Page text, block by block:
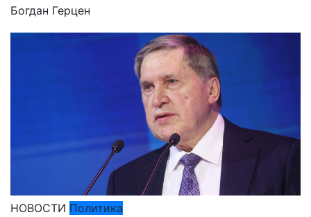
Богдан Герцен
НОВОСТИ Политика